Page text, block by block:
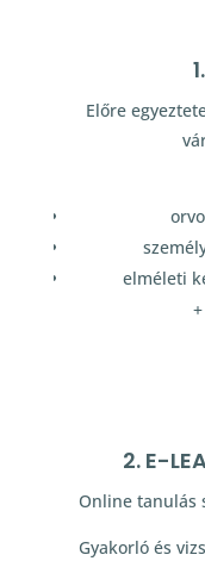
Előre
elméleti
2. E-
Online tanulás
Gyakorló és